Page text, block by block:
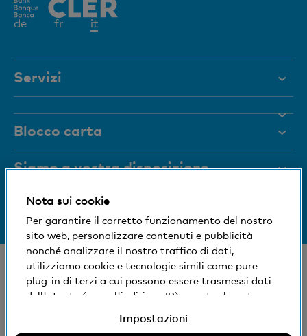
de fr itElemento
Servizi
Documenti
Rivista
Organi dirigenti
Medien
Impronta sociale ed ecologica
Blocco carta
+41 (0)800 88 99 66
Siamo a vostra disposizione
Aiuto e contatto
Succursali e Bancomat
Informazioni sulla banca
© Banca Cler
Condizioni e avvisi giuridici
Nota sui cookie
Per garantire il corretto funzionamento del nostro
sito web, personalizzare contenuti e pubblicità
nonché analizzare il nostro traffico di dati,
utilizziamo cookie e tecnologie simili come pure
plug-in di terzi a cui possono essere trasmessi dati
dell'utente (come l'indirizzo IP), eventualmente
modificare le impostazioni per l'uso di cookie e
Impostazioni